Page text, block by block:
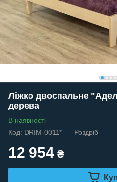
Ліжко двоспальне
дерева
В наявності
Код: DRIM-0011*
Роздріб
12 954 ₴